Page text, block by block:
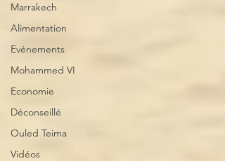
Marrakech
Alimentation
Evénements
Mohammed VI
Economie
Déconseillé
Ouled Teima
Vidéos